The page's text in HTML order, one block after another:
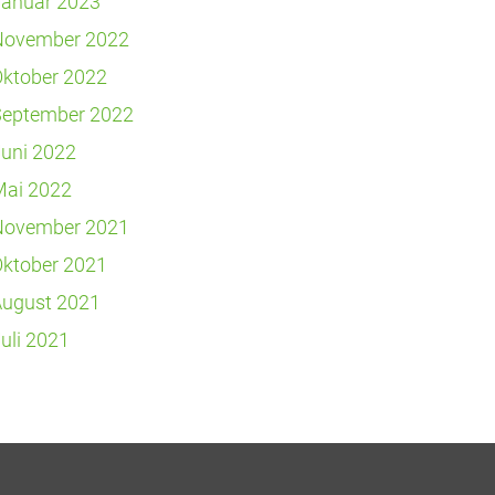
2022
2022
2022
2022
2022
2021
2021
2021
2021